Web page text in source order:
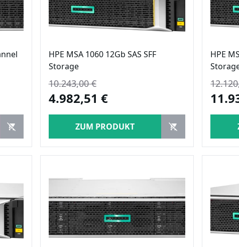
HPE MSA 1060 12Gb SAS SFF
Storage
10.243,00 €
4.982,51 €
ZUM PRODUKT
HPE